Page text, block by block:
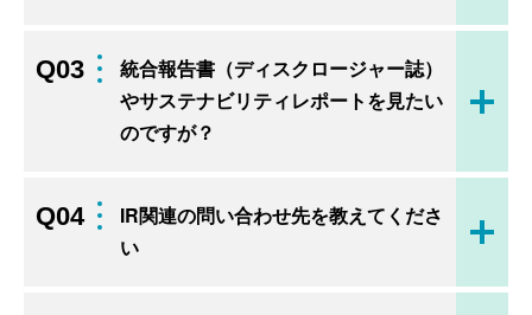
Q03
統合報告書（ディスクロージャー誌）
やサステナビリティレポートを見たい
のですが？
開く
Q04
IR関連の問い合わせ先を教えてくださ
い
開く